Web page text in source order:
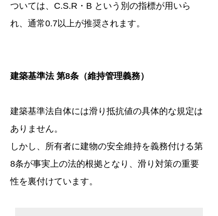
ついては、C.S.R・B という別の指標が用いら
れ、通常0.7以上が推奨されます。
建築基準法 第8条（維持管理義務）
建築基準法自体には滑り抵抗値の具体的な規定は
ありません。
しかし、所有者に建物の安全維持を義務付ける第
8条が事実上の法的根拠となり、滑り対策の重要
性を裏付けています。